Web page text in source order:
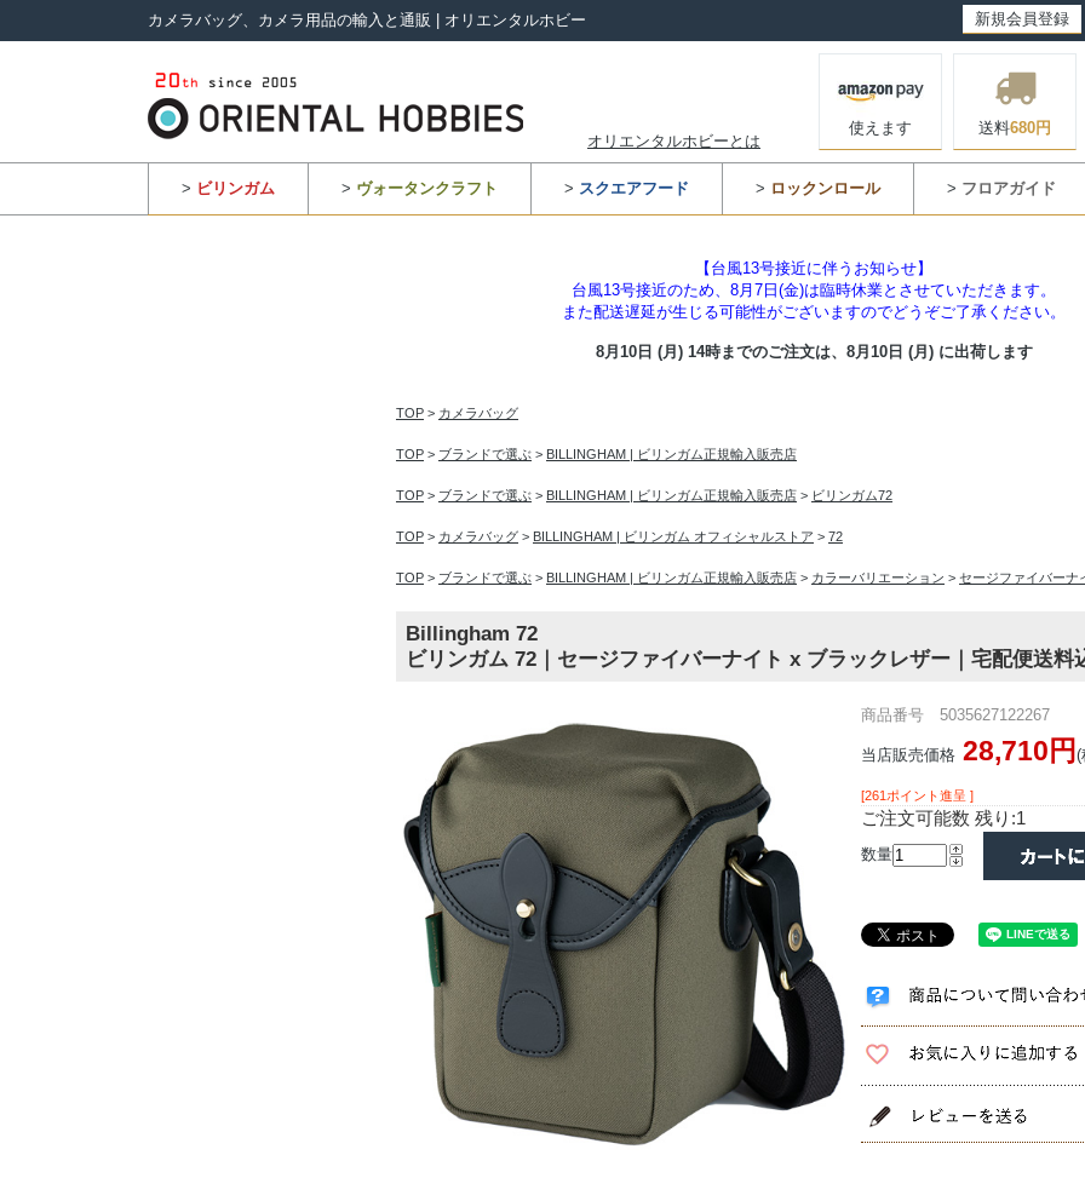
カメラバッグ、カメラ用品の輸入と通販 | オリエンタルホビー 新規会員登録
オリエンタルホビーとは
使えます 送料680円
> ビリンガム > ヴォータンクラフト > スクエアフード > ロックンロール > フロアガイド
【台風13号接近に伴うお知らせ】
台風13号接近のため、8月7日(金)は臨時休業とさせていただきます。
また配送遅延が生じる可能性がございますのでどうぞご了承ください。
8月10日 (月) 14時までのご注文は、 8月10日 (月) に出荷します
TOP > カメラバッグ
TOP > ブランドで選ぶ > BILLINGHAM | ビリンガム正規輸入販売店
TOP > ブランドで選ぶ > BILLINGHAM | ビリンガム正規輸入販売店 > ビリンガム72
TOP > カメラバッグ > BILLINGHAM | ビリンガム オフィシャルストア > 72
TOP > ブランドで選ぶ > BILLINGHAM | ビリンガム正規輸入販売店 > カラーバリエーション > セージファイバーナ
Billingham 72
ビリンガム 72｜セージファイバーナイト x ブラックレザー｜宅配便送料
商品番号 5035627122267
当店販売価格 28,710円(
[261ポイント進呈 ]
ご注文可能数 残り:1
数量